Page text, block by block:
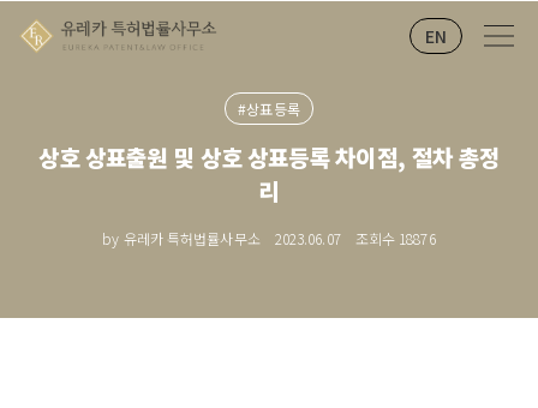
EN
#상표등록
상호 상표출원 및 상호 상표등록 차이점, 절차 총정
리
by 유레카 특허법률사무소 2023.06.07 조회수 18876